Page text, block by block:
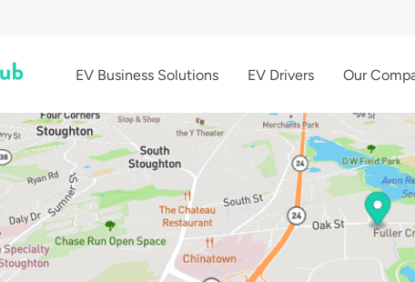
EV Business Solutions EV Drivers Our